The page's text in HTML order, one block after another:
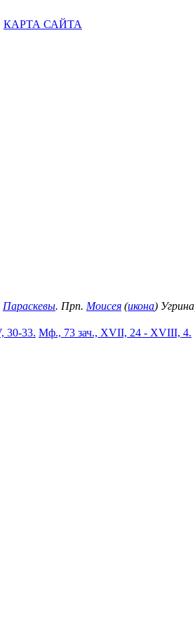
КАРТА САЙТА
Параскевы. Прп. Моисея (икона) Угрина,
30-33. Мф., 73 зач., XVII, 24 - XVIII, 4.